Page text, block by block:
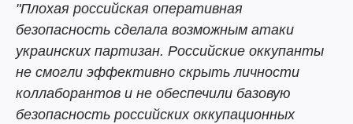
"Плохая российская оперативная
безопасность сделала возможным атаки
украинских партизан. Российские оккупанты
не смогли эффективно скрыть личности
коллаборантов и не обеспечили базовую
безопасность российских оккупационных